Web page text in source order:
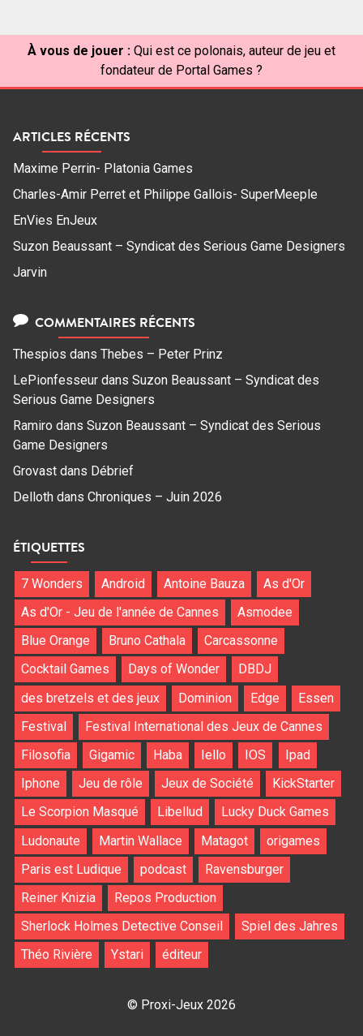
À vous de jouer : Qui est ce polonais, auteur de jeu et
fondateur de Portal Games ?
ARTICLES RÉCENTS
Maxime Perrin- Platonia Games
Charles-Amir Perret et Philippe Gallois- SuperMeeple
EnVies EnJeux
Suzon Beaussant – Syndicat des Serious Game Designers
Jarvin
COMMENTAIRES RÉCENTS
Thespios dans Thebes – Peter Prinz
LePionfesseur dans Suzon Beaussant – Syndicat des
Serious Game Designers
Ramiro dans Suzon Beaussant – Syndicat des Serious
Game Designers
Grovast dans Débrief
Delloth dans Chroniques – Juin 2026
ÉTIQUETTES
7 Wonders Android Antoine Bauza
As d'Or
As d'Or - Jeu de l'année de Cannes
Asmodee
Blue Orange
Bruno Cathala
Carcassonne
Cocktail Games
Days of Wonder
DBDJ
des bretzels et des jeux
Dominion Edge
Essen
Festival
Festival International des Jeux de Cannes
Filosofia
Gigamic Haba Iello IOS
Ipad
Iphone
Jeu de rôle Jeux de Société
KickStarter
Le Scorpion Masqué
Libellud
Lucky Duck Games
Ludonaute
Martin Wallace Matagot
origames
Paris est Ludique
podcast
Ravensburger
Reiner Knizia
Repos Production
Sherlock Holmes Detective Conseil
Spiel des Jahres
Théo Rivière
Ystari éditeur
© Proxi-Jeux 2026